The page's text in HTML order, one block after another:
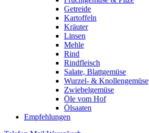
Getreide
Kartoffeln
Kräuter
Linsen
Mehle
Rind
Rindfleisch
Salate, Blattgemüse
Wurzel- & Knollengemüse
Zwiebelgemüse
Öle vom Hof
Ölsaaten
Empfehlungen